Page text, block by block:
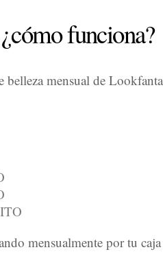
funciona?
belleza mensual de
mensualmente por tu